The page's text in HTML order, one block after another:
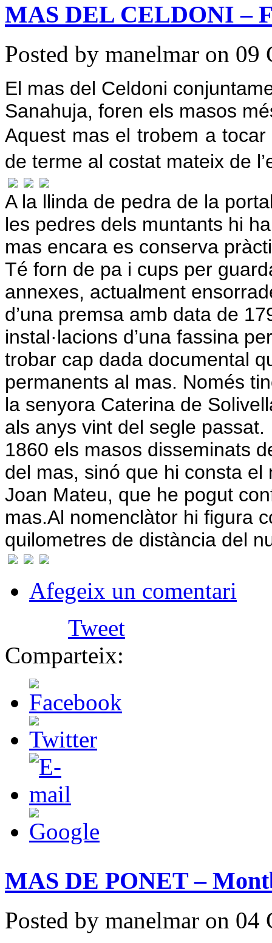
MAS DEL CELDONI –
Posted by manelmar on 09
El mas del Celdoni
Sanahuja, foren els masos
Aquest mas el trobem a
de terme al costat mateix de
A la llinda de pedra de la
les pedres dels muntants hi
mas encara es conserva
Té forn de pa i cups per
annexes, actualment
d’una premsa amb data de
instal·lacions d’una fassina
trobar cap dada documental
permanents al mas. Només
la senyora Caterina de
als anys vint del segle passat.
1860 els masos disseminats
del mas, sinó que hi consta el
Joan Mateu, que he pogut
mas.Al nomenclàtor hi figura
quilometres de distància del
Afegeix un comentari
Tweet
Comparteix:
MAS DE PONET –
Posted by manelmar on 04